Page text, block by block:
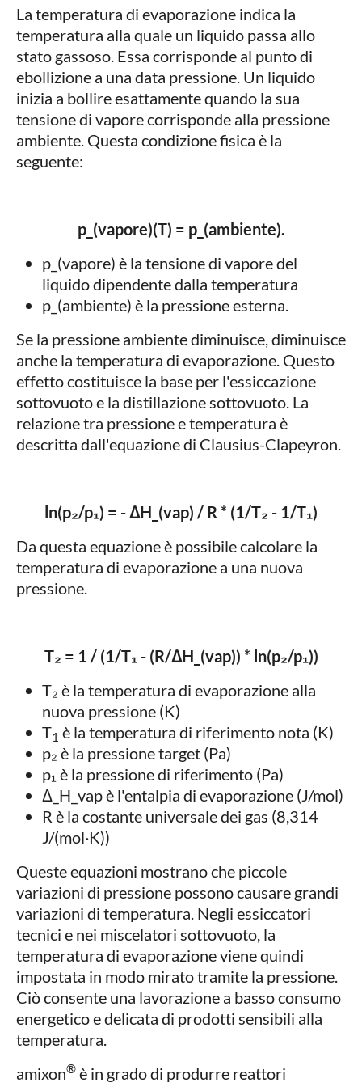
La temperatura di evaporazione indica la
temperatura alla quale un liquido passa allo
stato gassoso. Essa corrisponde al punto di
ebollizione a una data pressione. Un liquido
inizia a bollire esattamente quando la sua
tensione di vapore corrisponde alla pressione
ambiente. Questa condizione fisica è la
seguente:
p_(vapore)(T) = p_(ambiente).
p_(vapore) è la tensione di vapore del
liquido dipendente dalla temperatura
p_(ambiente) è la pressione esterna.
Se la pressione ambiente diminuisce, diminuisce
anche la temperatura di evaporazione. Questo
effetto costituisce la base per l'essiccazione
sottovuoto e la distillazione sottovuoto. La
relazione tra pressione e temperatura è
descritta dall'equazione di Clausius-Clapeyron.
ln(p₂/p₁) = - ΔH_(vap) / R * (1/T₂ - 1/T₁)
Da questa equazione è possibile calcolare la
temperatura di evaporazione a una nuova
pressione.
T₂ = 1 / (1/T₁ - (R/ΔH_(vap)) * ln(p₂/p₁))
T₂ è la temperatura di evaporazione alla
nuova pressione (K)
T1 è la temperatura di riferimento nota (K)
p₂ è la pressione target (Pa)
p₁ è la pressione di riferimento (Pa)
Δ_H_vap è l'entalpia di evaporazione (J/mol)
R è la costante universale dei gas (8,314
J/(mol·K))
Queste equazioni mostrano che piccole
variazioni di pressione possono causare grandi
variazioni di temperatura. Negli essiccatori
tecnici e nei miscelatori sottovuoto, la
temperatura di evaporazione viene quindi
impostata in modo mirato tramite la pressione.
Ciò consente una lavorazione a basso consumo
energetico e delicata di prodotti sensibili alla
temperatura.
amixon® è in grado di produrre reattori